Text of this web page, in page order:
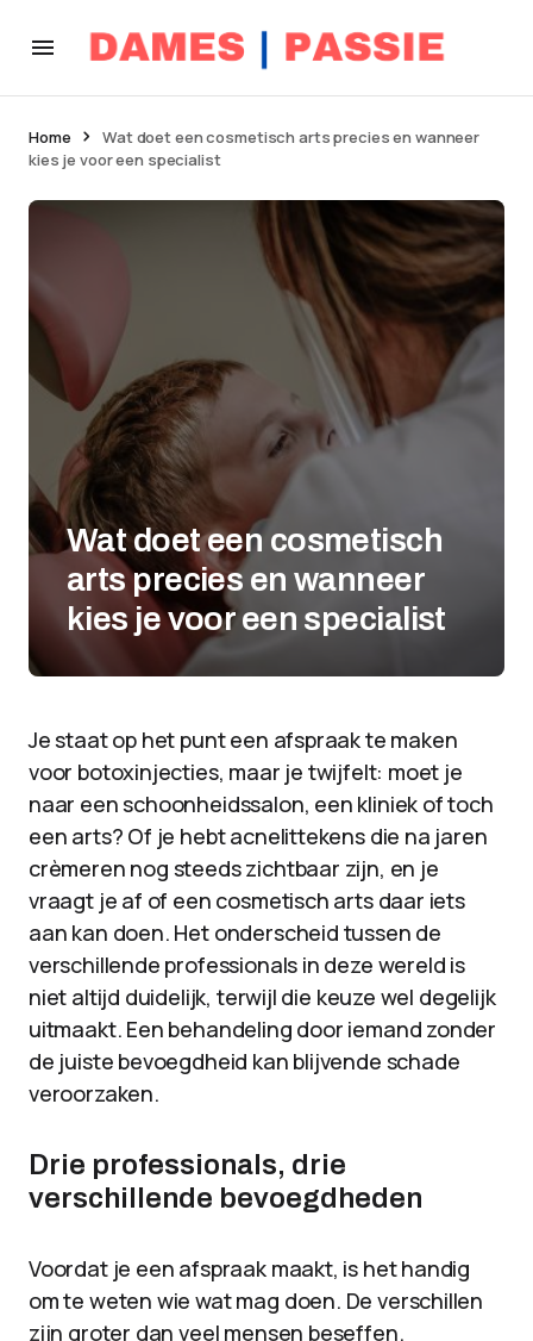
Home
Wat doet een cosmetisch arts precies en wanneer
kies je voor een specialist
Wat doet een cosmetisch
arts precies en wanneer
kies je voor een specialist
Je staat op het punt een afspraak te maken
voor botoxinjecties, maar je twijfelt: moet je
naar een schoonheidssalon, een kliniek of toch
een arts? Of je hebt acnelittekens die na jaren
crèmeren nog steeds zichtbaar zijn, en je
vraagt je af of een cosmetisch arts daar iets
aan kan doen. Het onderscheid tussen de
verschillende professionals in deze wereld is
niet altijd duidelijk, terwijl die keuze wel degelijk
uitmaakt. Een behandeling door iemand zonder
de juiste bevoegdheid kan blijvende schade
veroorzaken.
Drie professionals, drie
verschillende bevoegdheden
Voordat je een afspraak maakt, is het handig
om te weten wie wat mag doen. De verschillen
zijn groter dan veel mensen beseffen.